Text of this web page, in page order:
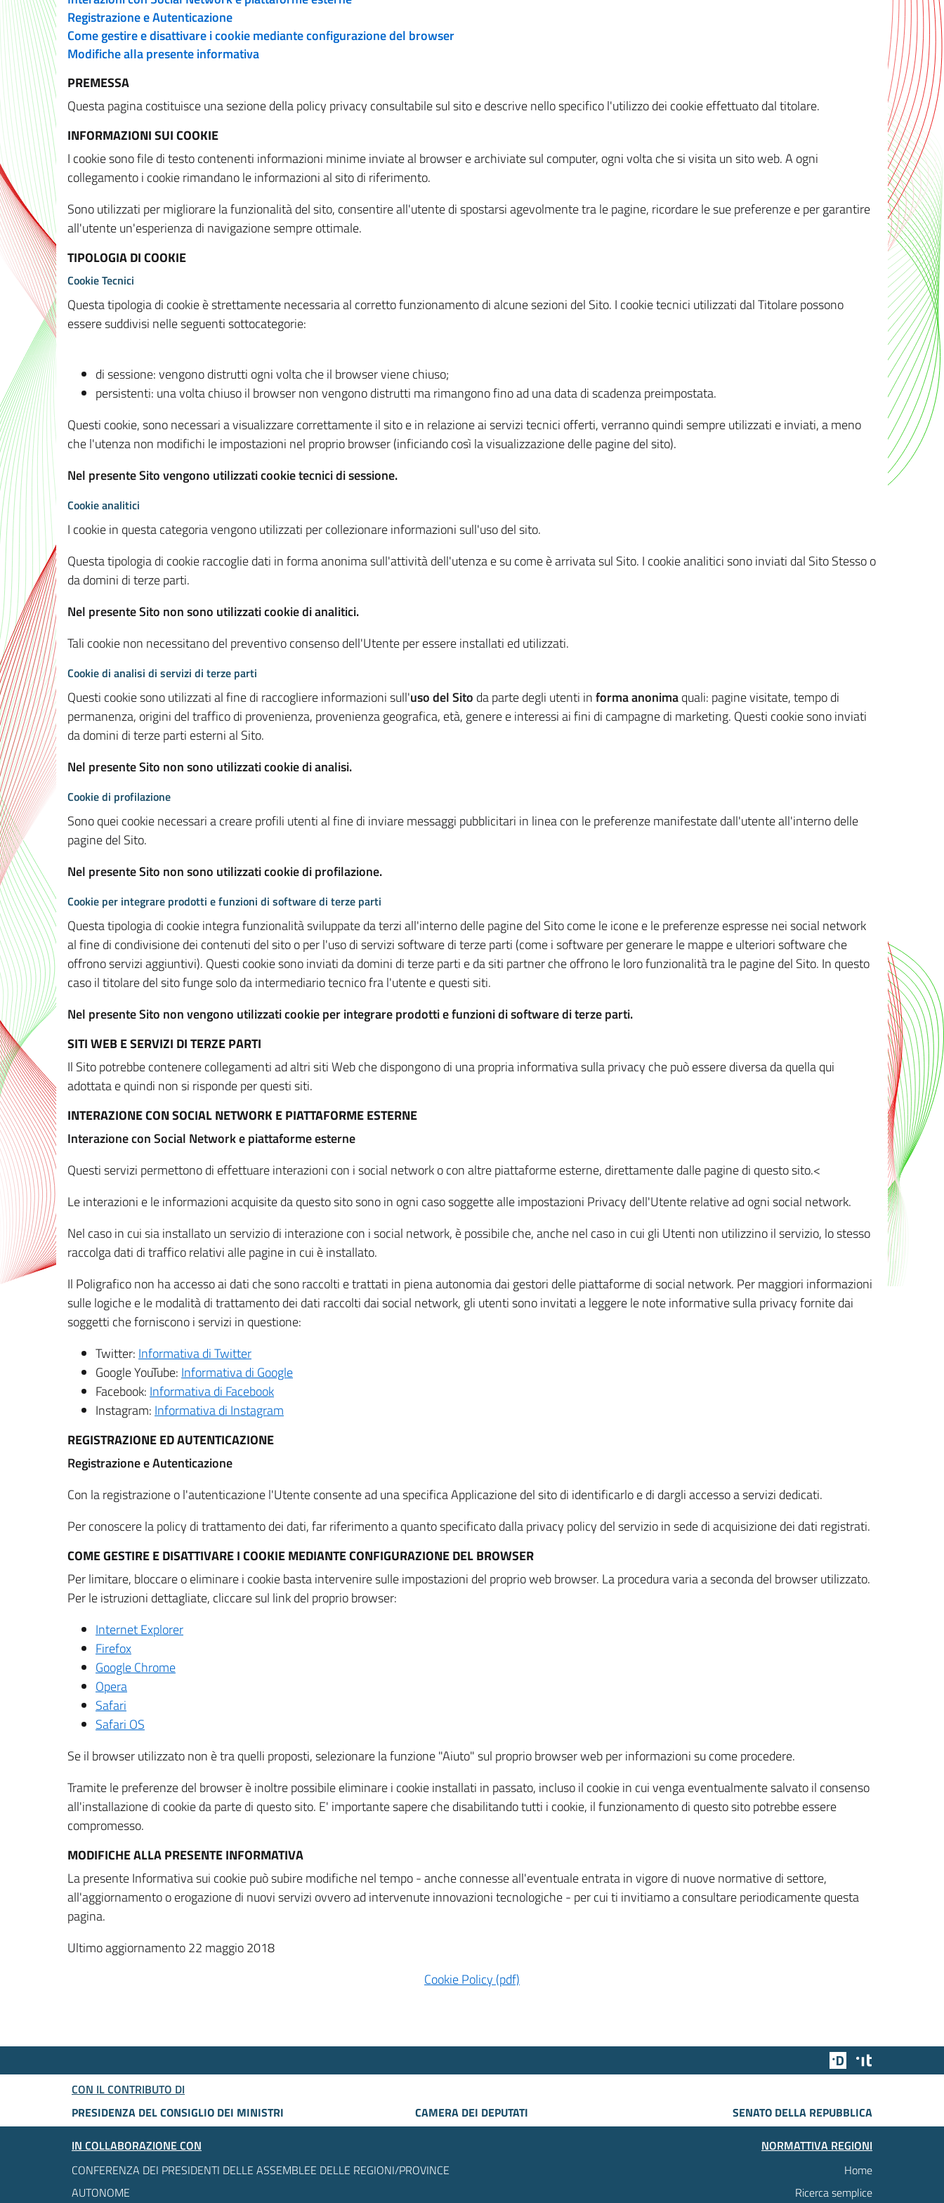
Registrazione e Autenticazione
Come gestire e disattivare i cookie mediante configurazione del browser
Modifiche alla presente informativa
PREMESSA
Questa pagina costituisce una sezione della policy privacy consultabile sul sito e descrive nello specifico l'utilizzo dei cookie effettuato dal titolare.
INFORMAZIONI SUI COOKIE
I cookie sono file di testo contenenti informazioni minime inviate al browser e archiviate sul computer, ogni volta che si visita un sito web. A ogni
collegamento i cookie rimandano le informazioni al sito di riferimento.
Sono utilizzati per migliorare la funzionalità del sito, consentire all'utente di spostarsi agevolmente tra le pagine, ricordare le sue preferenze e per garantire
all'utente un'esperienza di navigazione sempre ottimale.
TIPOLOGIA DI COOKIE
Cookie Tecnici
Questa tipologia di cookie è strettamente necessaria al corretto funzionamento di alcune sezioni del Sito. I cookie tecnici utilizzati dal Titolare possono
essere suddivisi nelle seguenti sottocategorie:
di sessione: vengono distrutti ogni volta che il browser viene chiuso;
persistenti: una volta chiuso il browser non vengono distrutti ma rimangono fino ad una data di scadenza preimpostata.
Questi cookie, sono necessari a visualizzare correttamente il sito e in relazione ai servizi tecnici offerti, verranno quindi sempre utilizzati e inviati, a meno
che l'utenza non modifichi le impostazioni nel proprio browser (inficiando così la visualizzazione delle pagine del sito).
Nel presente Sito vengono utilizzati cookie tecnici di sessione.
Cookie analitici
I cookie in questa categoria vengono utilizzati per collezionare informazioni sull'uso del sito.
Questa tipologia di cookie raccoglie dati in forma anonima sull'attività dell'utenza e su come è arrivata sul Sito. I cookie analitici sono inviati dal Sito Stesso o
da domini di terze parti.
Nel presente Sito non sono utilizzati cookie di analitici.
Tali cookie non necessitano del preventivo consenso dell'Utente per essere installati ed utilizzati.
Cookie di analisi di servizi di terze parti
Questi cookie sono utilizzati al fine di raccogliere informazioni sull'uso del Sito da parte degli utenti informa anonimaquali: pagine visitate, tempo di
permanenza, origini del traffico di provenienza, provenienza geografica, età, genere e interessi ai fini di campagne di marketing. Questi cookie sono inviati
da domini di terze parti esterni al Sito.
Nel presente Sito non sono utilizzati cookie di analisi.
Cookie di profilazione
Sono quei cookie necessari a creare profili utenti al fine di inviare messaggi pubblicitari in linea con le preferenze manifestate dall'utente all'interno delle
pagine del Sito.
Nel presente Sito non sono utilizzati cookie di profilazione.
Cookie per integrare prodotti e funzioni di software di terze parti
Questa tipologia di cookie integra funzionalità sviluppate da terzi all'interno delle pagine del Sito come le icone e le preferenze espresse nei social network
al fine di condivisione dei contenuti del sito o per l'uso di servizi software di terze parti (come i software per generare le mappe e ulteriori software che
offrono servizi aggiuntivi). Questi cookie sono inviati da domini di terze parti e da siti partner che offrono le loro funzionalità tra le pagine del Sito. In questo
caso il titolare del sito funge solo da intermediario tecnico fra l'utente e questi siti.
Nel presente Sito non vengono utilizzati cookie per integrare prodotti e funzioni di software di terze parti.
SITI WEB E SERVIZI DI TERZE PARTI
Il Sito potrebbe contenere collegamenti ad altri siti Web che dispongono di una propria informativa sulla privacy che può essere diversa da quella qui
adottata e quindi non si risponde per questi siti.
INTERAZIONE CON SOCIAL NETWORK E PIATTAFORME ESTERNE
Interazione con Social Network e piattaforme esterne
Questi servizi permettono di effettuare interazioni con i social network o con altre piattaforme esterne, direttamente dalle pagine di questo sito.<
Le interazioni e le informazioni acquisite da questo sito sono in ogni caso soggette alle impostazioni Privacy dell'Utente relative ad ogni social network.
Nel caso in cui sia installato un servizio di interazione con i social network, è possibile che, anche nel caso in cui gli Utenti non utilizzino il servizio, lo stesso
raccolga dati di traffico relativi alle pagine in cui è installato.
Il Poligrafico non ha accesso ai dati che sono raccolti e trattati in piena autonomia dai gestori delle piattaforme di social network. Per maggiori informazioni
sulle logiche e le modalità di trattamento dei dati raccolti dai social network, gli utenti sono invitati a leggere le note informative sulla privacy fornite dai
soggetti che forniscono i servizi in questione:
Twitter: Informativa di Twitter
Google YouTube: Informativa di Google
Facebook: Informativa di Facebook
Instagram: Informativa di Instagram
REGISTRAZIONE ED AUTENTICAZIONE
Registrazione e Autenticazione
Con la registrazione o l'autenticazione l'Utente consente ad una specifica Applicazione del sito di identificarlo e di dargli accesso a servizi dedicati.
Per conoscere la policy di trattamento dei dati, far riferimento a quanto specificato dalla privacy policy del servizio in sede di acquisizione dei dati registrati.
COME GESTIRE E DISATTIVARE I COOKIE MEDIANTE CONFIGURAZIONE DEL BROWSER
Per limitare, bloccare o eliminare i cookie basta intervenire sulle impostazioni del proprio web browser. La procedura varia a seconda del browser utilizzato.
Per le istruzioni dettagliate, cliccare sul link del proprio browser:
Internet Explorer
Firefox
Google Chrome
Opera
Safari
Safari OS
Se il browser utilizzato non è tra quelli proposti, selezionare la funzione "Aiuto" sul proprio browser web per informazioni su come procedere.
Tramite le preferenze del browser è inoltre possibile eliminare i cookie installati in passato, incluso il cookie in cui venga eventualmente salvato il consenso
all'installazione di cookie da parte di questo sito. E' importante sapere che disabilitando tutti i cookie, il funzionamento di questo sito potrebbe essere
compromesso.
MODIFICHE ALLA PRESENTE INFORMATIVA
La presente Informativa sui cookie può subire modifiche nel tempo - anche connesse all'eventuale entrata in vigore di nuove normative di settore,
all'aggiornamento o erogazione di nuovi servizi ovvero ad intervenute innovazioni tecnologiche - per cui ti invitiamo a consultare periodicamente questa
pagina.
Ultimo aggiornamento 22 maggio 2018
Cookie Policy (pdf)
Team Digitale
CON IL CONTRIBUTO DI
PRESIDENZA DEL CONSIGLIO DEI MINISTRI
CAMERA DEI DEPUTATI
SENATO DELLA REPUBBLICA
IN COLLABORAZIONE CON
CONFERENZA DEI PRESIDENTI DELLE ASSEMBLEE DELLE REGIONI/PROVINCE
AUTONOME
NORMATTIVA REGIONI
Home
Ricerca semplice